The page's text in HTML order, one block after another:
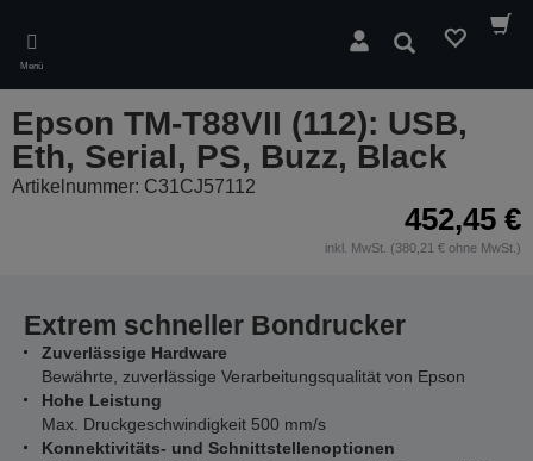
main
content
Menü
Suchen
Epson TM-T88VII (112): USB,
Eth, Serial, PS, Buzz, Black
Artikelnummer: C31CJ57112
452,45 €
inkl. MwSt. (380,21 € ohne MwSt.)
Extrem schneller Bondrucker
Zuverlässige Hardware
Bewährte, zuverlässige Verarbeitungsqualität von Epson
Hohe Leistung
Max. Druckgeschwindigkeit 500 mm/s
Konnektivitäts- und Schnittstellenoptionen